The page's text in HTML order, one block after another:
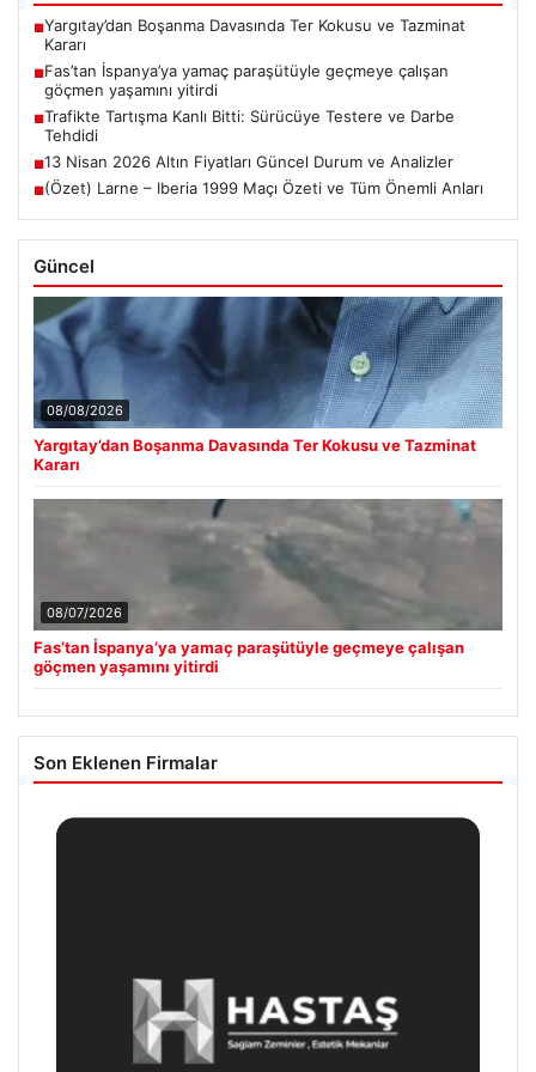
■Yargıtay’dan Boşanma Davasında Ter Kokusu ve Tazminat
Kararı
■Fas’tan İspanya’ya yamaç paraşütüyle geçmeye çalışan
göçmen yaşamını yitirdi
■Trafikte Tartışma Kanlı Bitti: Sürücüye Testere ve Darbe
Tehdidi
■13 Nisan 2026 Altın Fiyatları Güncel Durum ve Analizler
■(Özet) Larne – Iberia 1999 Maçı Özeti ve Tüm Önemli Anları
Güncel
08/08/2026
Yargıtay’dan Boşanma Davasında Ter Kokusu ve Tazminat
Kararı
08/07/2026
Fas’tan İspanya’ya yamaç paraşütüyle geçmeye çalışan
göçmen yaşamını yitirdi
Son Eklenen Firmalar